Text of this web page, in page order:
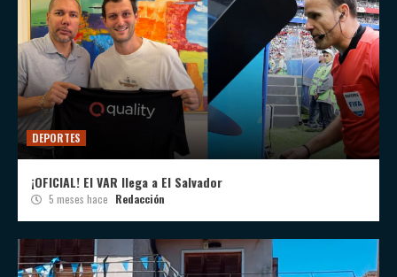
DEPORTES
¡OFICIAL! El VAR llega a El Salvador
5 meses hace Redacción